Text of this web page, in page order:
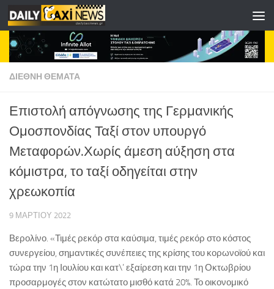
Skip to content
ΔΙΕΘΝΗ ΘΕΜΑΤΑ
Επιστολή απόγνωσης της Γερμανικής
Ομοσπονδίας Ταξί στον υπουργό
Μεταφορών.Χωρίς άμεση αύξηση στα
κόμιστρα, το ταξί οδηγείται στην
χρεωκοπία
9 ΜΑΡΤΊΟΥ 2022
Βερολίνο. «Τιμές ρεκόρ στα καύσιμα, τιμές ρεκόρ στο κόστος
συνεργείου, σημαντικές συνέπειες της κρίσης του κορωνοϊού και
τώρα την 1η Ιουλίου και κατ\’ εξαίρεση και την 1η Οκτωβρίου
προσαρμογές στον κατώτατο μισθό κατά 20%. Το οικονομικό